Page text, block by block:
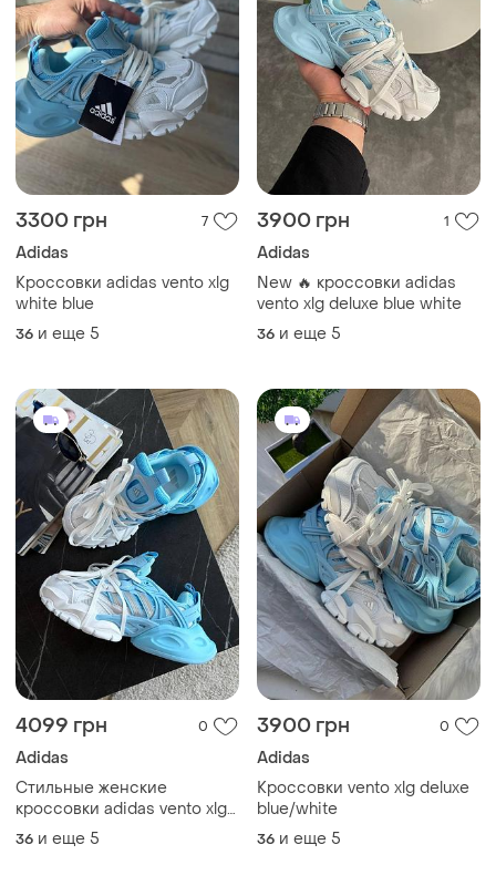
3300 грн 7
Adidas
Кроссовки adidas vento xlg
white blue
36 и еще 5
3900 грн 1
Adidas
New 🔥 кроссовки adidas
vento xlg deluxe blue white
36 и еще 5
4099 грн 0
Adidas
Стильные женские
кроссовки adidas vento xlg
deluxe blue/white
36 и еще 5
3900 грн 0
Adidas
Кроссовки vento xlg deluxe
blue/white
36 и еще 5